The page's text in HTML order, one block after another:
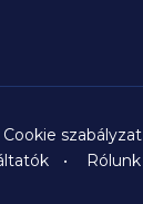
Cookie szabályzat
Rólunk